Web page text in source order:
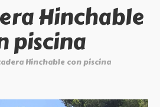
Hinchable
piscina
Hinchable con piscina